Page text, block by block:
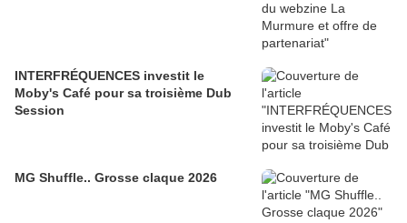
INTERFRÉQUENCES investit le
Moby's Café pour sa troisième Dub
Session
MG Shuffle.. Grosse claque 2026